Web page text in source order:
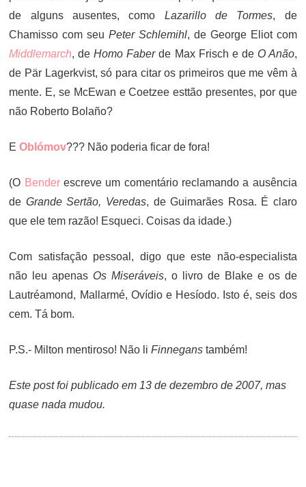
de alguns ausentes, como Lazarillo de Tormes, de
Chamisso com seuPeter Schlemihl, de George Eliot com
Middlemarch, deHomo Faberde Max Frisch e de O Anão,
de Pär Lagerkvist, só para citar os primeiros que me vêm à
mente. E, se McEwan e Coetzee esttão presentes, por que
não Roberto Bolaño?
EOblómov??? Não poderia ficar de fora!
(O Benderescreve um comentário reclamando a ausência
de Grande Sertão, Veredas, de Guimarães Rosa. É claro
que ele tem razão! Esqueci. Coisas da idade.)
Com satisfação pessoal, digo que este não-especialista
não leu apenas Os Miseráveis, o livro de Blake e os de
Lautréamond, Mallarmé, Ovídio e Hesíodo. Isto é, seis dos
cem. Tá bom.
P.S.- Milton mentiroso! Não liFinnegans também!
Este post foi publicado em 13 de dezembro de 2007, mas
quase nada mudou.